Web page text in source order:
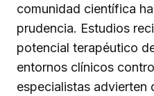
comunidad científica
prudencia. Estudios
potencial terapéutico
entornos clínicos
especialistas advierten